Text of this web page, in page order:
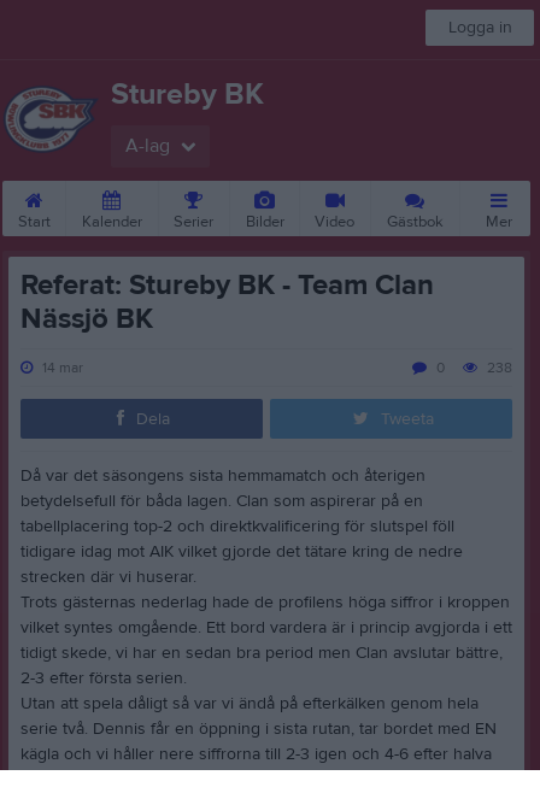
Logga in
Stureby BK
A-lag
Start Kalender Serier Bilder Video Gästbok Mer
Referat: Stureby BK - Team Clan
Nässjö BK
14 mar 238
0
Dela Tweeta
Då var det säsongens sista hemmamatch och återigen
betydelsefull för båda lagen. Clan som aspirerar på en
tabellplacering top-2 och direktkvalificering för slutspel föll
tidigare idag mot AIK vilket gjorde det tätare kring de nedre
strecken där vi huserar.
Trots gästernas nederlag hade de profilens höga siffror i kroppen
vilket syntes omgående. Ett bord vardera är i princip avgjorda i ett
tidigt skede, vi har en sedan bra period men Clan avslutar bättre,
2-3 efter första serien.
Utan att spela dåligt så var vi ändå på efterkälken genom hela
serie två. Dennis får en öppning i sista rutan, tar bordet med EN
kägla och vi håller nere siffrorna till 2-3 igen och 4-6 efter halva